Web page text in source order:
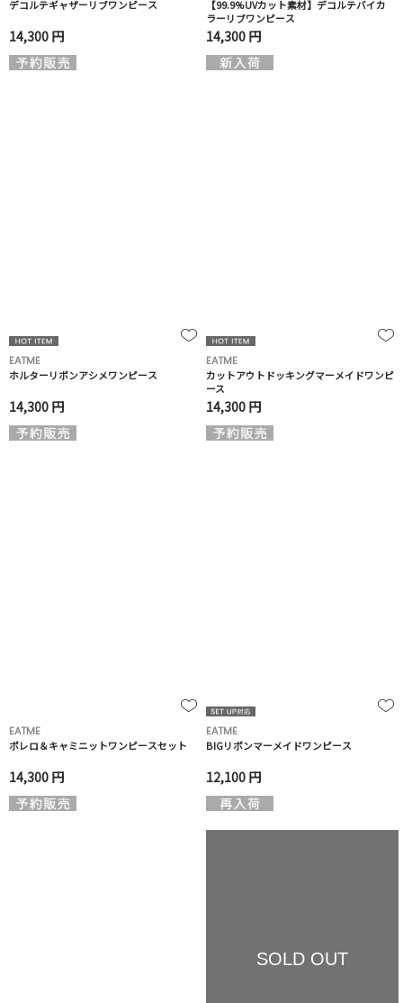
デコルテギャザーリブワンピース
14,300 円
【99.9%UVカット素材】デコルテバイカ
ラーリブワンピース
14,300 円
EATME
ホルターリボンアシメワンピース
14,300 円
EATME
カットアウトドッキングマーメイドワンピ
ース
14,300 円
EATME
ボレロ＆キャミニットワンピースセット
14,300 円
EATME
BIGリボンマーメイドワンピース
12,100 円
SOLD OUT